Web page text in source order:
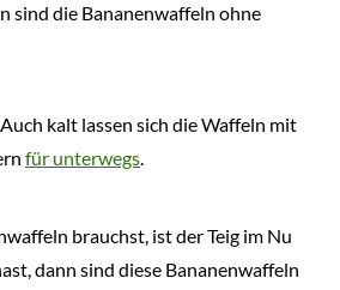
sind die Bananenwaffeln ohne
kalt lassen sich die Waffeln mit
für unterwegs.
brauchst, ist der Teig im Nu
dann sind diese Bananenwaffeln